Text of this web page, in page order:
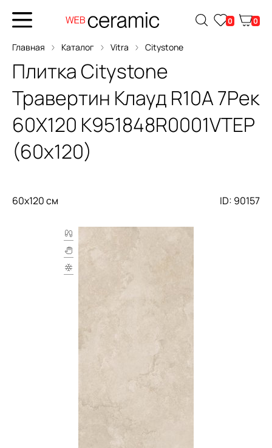
0 0
Главная Каталог Vitra Citystone
Плитка Citystone
Травертин Клауд R10A 7Рек
60X120 K951848R0001VTEP
(60x120)
60x120 см ID: 90157